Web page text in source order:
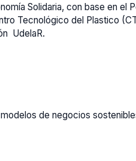
Solidaria, con base en el
Tecnológico del Plastico
UdelaR.
de negocios